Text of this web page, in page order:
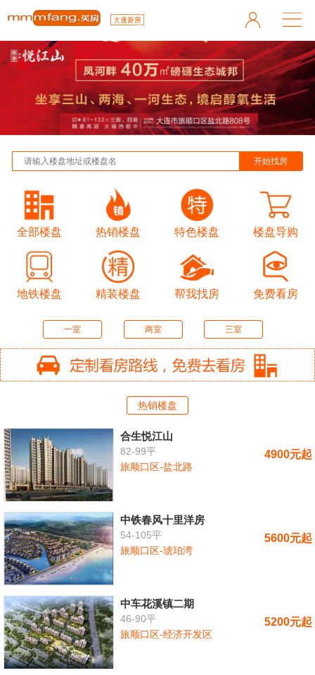
全部楼盘 热销楼盘 特色楼盘 楼盘导购
地铁楼盘 精装楼盘 帮我找房 免费看房
一室 两室 三室
热销楼盘
合生悦江山
82-99平
旅顺口区-盐北路
4900元起
中铁春风十里洋房
54-105平
旅顺口区-琥珀湾
5600元起
中车花溪镇二期
46-90平
旅顺口区-经济开发区
5200元起